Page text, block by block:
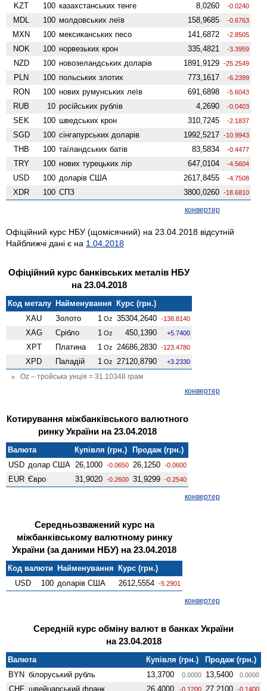
KZT 100 казахстанських тенге 8,0260 -0.0240
MDL 100 молдовських леїв 158,9685 -0.6763
MXN 100 мексиканських песо 141,6872 -2.8505
NOK 100 норвезьких крон 335,4821 -3.3959
NZD 100 ново­зеландських доларів 1891,9129 -25.2549
PLN 100 польських злотих 773,1617 -6.2399
RON 100 нових румунських леїв 691,6898 -5.6043
RUB 10 російських рублів 4,2690 -0.0403
SEK 100 шведських крон 310,7245 -2.1837
SGD 100 сінгапурських доларів 1992,5217 -10.9943
THB 100 таїландських батів 83,5834 -0.4477
TRY 100 нових турецьких лір 647,0104 -4.5604
USD 100 доларів США 2617,8455 -4.7508
XDR 100 СПЗ 3800,0260 -18.6810
конвертер
Офіційний курс НБУ (щомісячний) на 23.04.2018 відсутній
Найближчі дані є на 1.04.2018
Офіційний курс банківських металів НБУ
на 23.04.2018
Код металу Найменування Курс (грн.)
XAU
Золото 1 Oz 35304,2640 -138.8140
XAG Срібло 1 Oz 450,1390 +5.7400
XPT Платина 1 Oz 24686,2830 -123.4780
XPD Паладій 1 Oz 27120,8790 +3.2330
Oz – тройська унція = 31.10348 грам
конвертер
Котирування міжбанківського валютного
ринку України на 23.04.2018
Валюта Купівля (грн.)
Продаж (грн.)
USD долар США 26,1000 -0.0650 26,1250 -0.0600
EUR Євро 31,9020 -0.2600 31,9299 -0.2540
конвертер
Середньозважений курс на
міжбанківському валютному ринку
України (за даними НБУ) на 23.04.2018
Код валюти Найменування Курс (грн.)
USD
100 доларів США 2612,5554 -5.2901
конвертер
Середній курс обміну валют в банках України
на 23.04.2018
Валюта Купівля (грн.)
Продаж (грн.)
BYN білоруський рубль 13,3700 0.0000 13,5400 0.0000
CHF швейцарський франк 26,4000 -0.1200 27,2100 -0.1400